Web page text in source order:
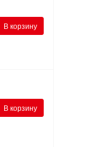
В корзину
В корзину